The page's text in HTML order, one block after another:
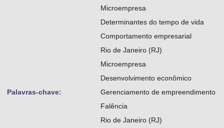
Palavras-chave:
Microempresa
Determinantes do tempo de vida
Comportamento empresarial
Rio de Janeiro (RJ)
Microempresa
Desenvolvimento econômico
Gerenciamento de empreendimento
Falência
Rio de Janeiro (RJ)